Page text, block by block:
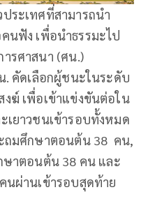
ระเทศที่สามารถนำ
นฟัง เพื่อนำธรรมะไป
รศาสนา (ศน.)
. คัดเลือกผู้ชนะในระดับ
ฆ์ เพื่อเข้าแข่งขันต่อใน
เยาวชนเข้ารอบทั้งหมด
ถมศึกษาตอนต้น 38 คน,
าตอนต้น 38 คน และ
ผ่านเข้ารอบสุดท้าย